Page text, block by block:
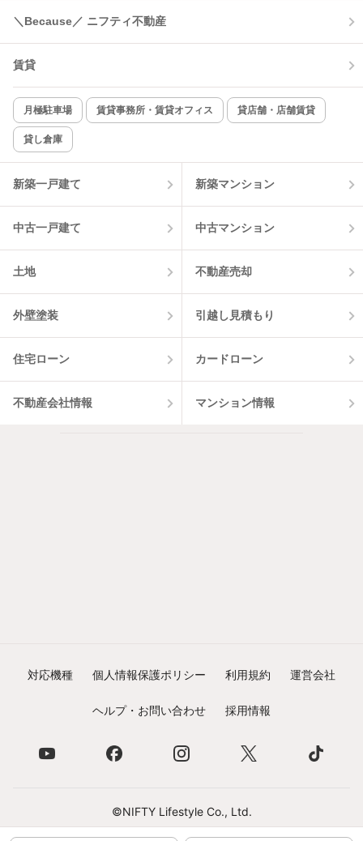
＼Because／ ニフティ不動産
賃貸
月極駐車場 賃貸事務所・賃貸オフィス 貸店舗・店舗賃貸
貸し倉庫
新築一戸建て 新築マンション
中古一戸建て 中古マンション
土地 不動産売却
外壁塗装 引越し見積もり
住宅ローン カードローン
不動産会社情報 マンション情報
対応機種 個人情報保護ポリシー 利用規約 運営会社
ヘルプ・お問い合わせ 採用情報
©NIFTY Lifestyle Co., Ltd.